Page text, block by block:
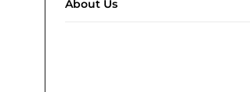
About Us